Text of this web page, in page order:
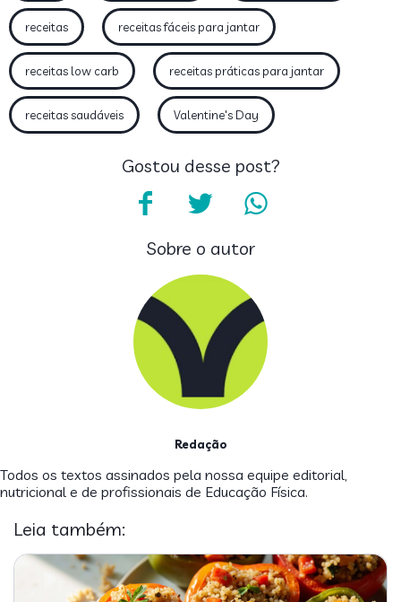
receitas receitas fáceis para jantar
receitas low carb receitas práticas para jantar
receitas saudáveis Valentine's Day
Gostou desse post?
Sobre o autor
Redação
Todos os textos assinados pela nossa equipe editorial,
nutricional e de profissionais de Educação Física.
Leia também: